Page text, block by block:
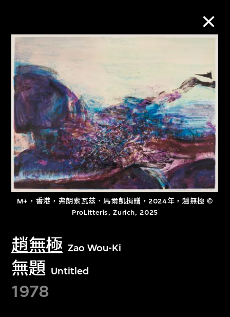
M+，香港，弗朗索瓦兹．馬爾凱捐贈，2024年，趙無極 ©
ProLitteris, Zurich, 2025
趙無極 Zao Wou-Ki
無題 Untitled
1978
M+藏品
進一步篩選 搜索
關於M+藏品
探索世界頂級的二十及二十一世紀視覺
文化藏品。